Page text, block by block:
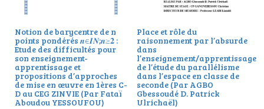
Notion de barycentre de n
points pondérés 𝒏∈𝑰𝑵;𝒏≥𝟐 :
Etude des difficultés pour
son enseignement-
apprentissage et
propositions d’approches
de mise en œuvre en 1ères C-
D au CEG ZINVIE (Par Fataï
Aboudou YESSOUFOU)
Place et rôle du
raisonnement par l’absurde
dans
l’enseignement/apprentissage
de l’étude du parallélisme
dans l’espace en classe de
seconde (Par AGBO
Gbessoudé D. Patrick
Ulrichaël)